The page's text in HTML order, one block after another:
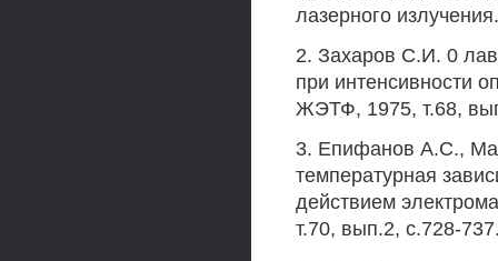
лазерного
2. Захаров С.И. 0
при интенсивности
ЖЭТФ, 1975, т.68,
3. Епифанов А.С.,
температурная
действием
т.70, вып.2, с.728-